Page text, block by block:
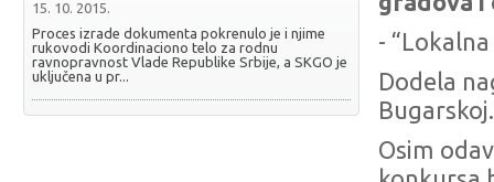
15. 10. 2015.
Proces izrade dokumenta pokrenulo je i njime
rukovodi Koordinaciono telo za rodnu
ravnopravnost Vlade Republike Srbije, a SKGO je
uključena u pr...
-
Dodela
Bugarskoj.
Osim